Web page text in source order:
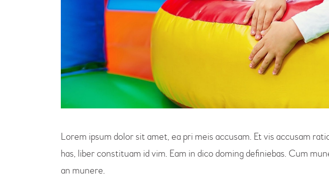
Lorem ipsum dolor sit amet, ea pri meis accusam. Et vis accusam
has, liber constituam id vim. Eam in dico doming definiebas. Cum
an munere.